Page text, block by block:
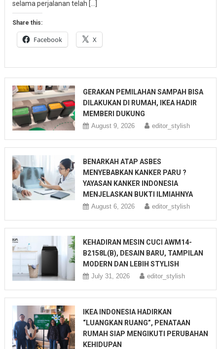
selama perjalanan telah […]
Share this:
Facebook X
GERAKAN PEMILAHAN SAMPAH BISA
DILAKUKAN DI RUMAH, IKEA HADIR
MEMBERI DUKUNG
August 9, 2026 editor_stylish
BENARKAH ATAP ASBES
MENYEBABKAN KANKER PARU ?
YAYASAN KANKER INDONESIA
MENJELASKAN BUKTI ILMIAHNYA
August 6, 2026 editor_stylish
KEHADIRAN MESIN CUCI AWM14-
B2158L(B), DESAIN BARU, TAMPILAN
MODERN DAN LEBIH STYLISH
July 31, 2026 editor_stylish
IKEA INDONESIA HADIRKAN
“LUANGKAN RUANG”, PENATAAN
RUMAH SIAP MENGIKUTI PERUBAHAN
KEHIDUPAN